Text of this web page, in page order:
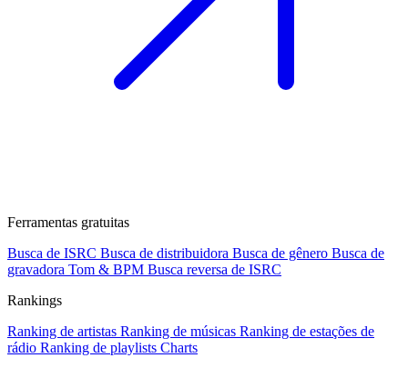
Ferramentas gratuitas
Busca de ISRC Busca de distribuidora Busca de gênero Busca de
gravadora Tom & BPM Busca reversa de ISRC
Rankings
Ranking de artistas Ranking de músicas Ranking de estações de
rádio Ranking de playlists Charts